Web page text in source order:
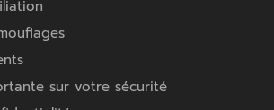
sur votre sécurité